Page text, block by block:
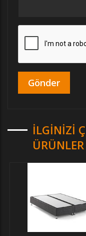
İLGINIZI
ÜRÜNLER